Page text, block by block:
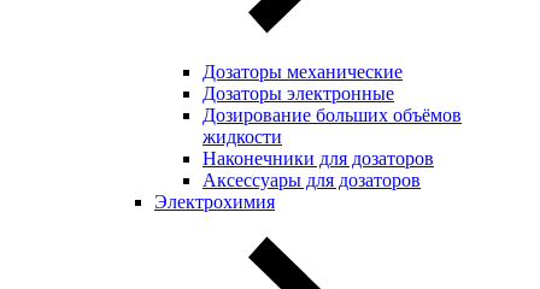
Дозаторы механические
Дозаторы электронные
Дозирование больших объёмов
жидкости
Наконечники для дозаторов
Аксессуары для дозаторов
Электрохимия